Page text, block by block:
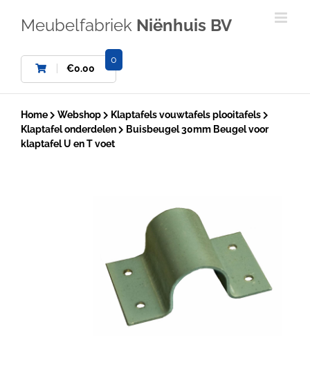
Meubelfabriek Niënhuis BV
€0.00
0
Home Webshop
Klaptafels vouwtafels plooitafels
Klaptafel onderdelen
Buisbeugel 30mm Beugel voor
klaptafel U en T voet